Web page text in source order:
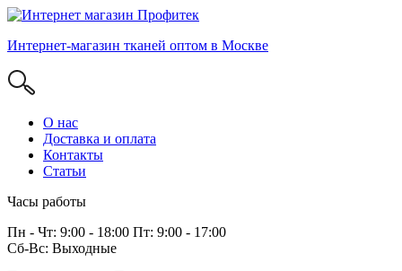
Интернет-магазин тканей оптом в Москве
О нас
Доставка и оплата
Контакты
Статьи
Часы работы
Пн - Чт: 9:00 - 18:00 Пт: 9:00 - 17:00
Сб-Вс: Выходные